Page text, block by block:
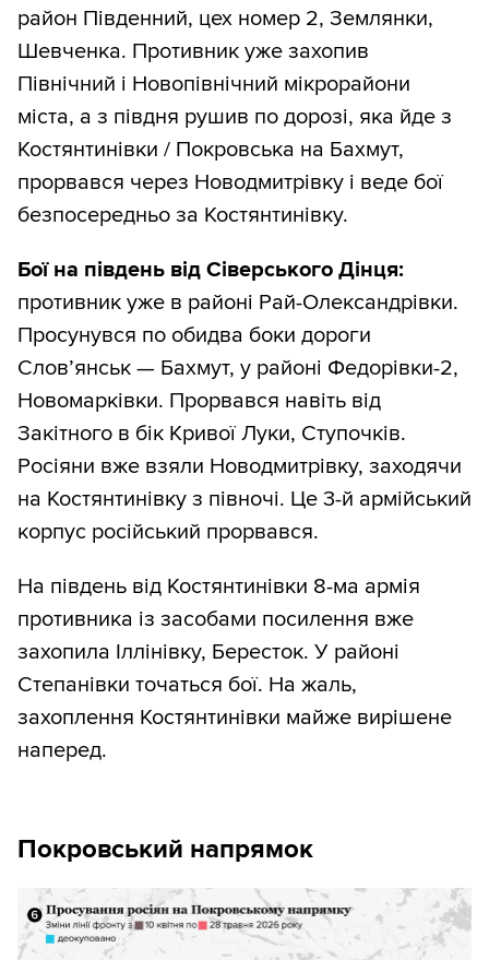
район Південний, цех номер 2, Землянки,
Шевченка. Противник уже захопив
Північний і Новопівнічний мікрорайони
міста, а з півдня рушив по дорозі, яка йде з
Костянтинівки / Покровська на Бахмут,
прорвався через Новодмитрівку і веде бої
безпосередньо за Костянтинівку.
Бої на південь від Сіверського Дінця:
противник уже в районі Рай-Олександрівки.
Просунувся по обидва боки дороги
Словʼянськ — Бахмут, у районі Федорівки-2,
Новомарківки. Прорвався навіть від
Закітного в бік Кривої Луки, Ступочків.
Росіяни вже взяли Новодмитрівку, заходячи
на Костянтинівку з півночі. Це 3-й армійський
корпус російський прорвався.
На південь від Костянтинівки 8-ма армія
противника із засобами посилення вже
захопила Іллінівку, Бересток. У районі
Степанівки точаться бої. На жаль,
захоплення Костянтинівки майже вирішене
наперед.
Покровський напрямок